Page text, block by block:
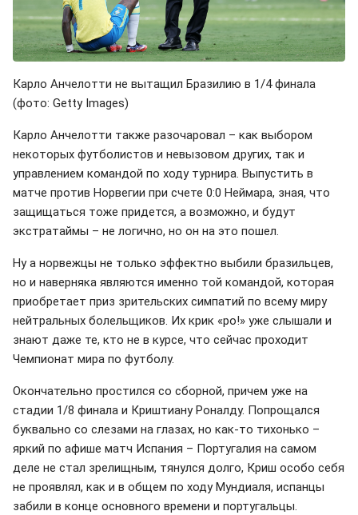
Карло Анчелотти не вытащил Бразилию в 1/4 финала
(фото: Getty Images)
Карло Анчелотти также разочаровал – как выбором
некоторых футболистов и невызовом других, так и
управлением командой по ходу турнира. Выпустить в
матче против Норвегии при счете 0:0 Неймара, зная, что
защищаться тоже придется, а возможно, и будут
экстратаймы – не логично, но он на это пошел.
Ну а норвежцы не только эффектно выбили бразильцев,
но и наверняка являются именно той командой, которая
приобретает приз зрительских симпатий по всему миру
нейтральных болельщиков. Их крик «ро!» уже слышали и
знают даже те, кто не в курсе, что сейчас проходит
Чемпионат мира по футболу.
Окончательно простился со сборной, причем уже на
стадии 1/8 финала и Криштиану Роналду. Попрощался
буквально со слезами на глазах, но как-то тихонько –
яркий по афише матч Испания – Португалия на самом
деле не стал зрелищным, тянулся долго, Криш особо себя
не проявлял, как и в общем по ходу Мундиаля, испанцы
забили в конце основного времени и португальцы.